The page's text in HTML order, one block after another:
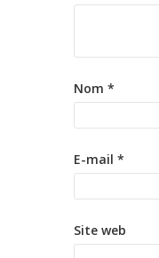
Nom *
E-mail *
Site web